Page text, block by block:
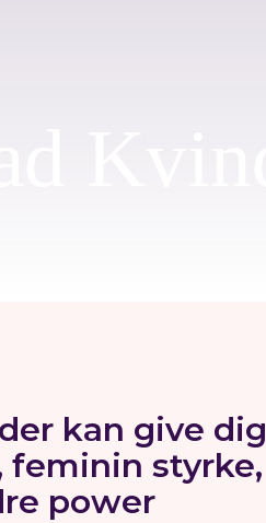
kan give dig
feminin styrke,
power